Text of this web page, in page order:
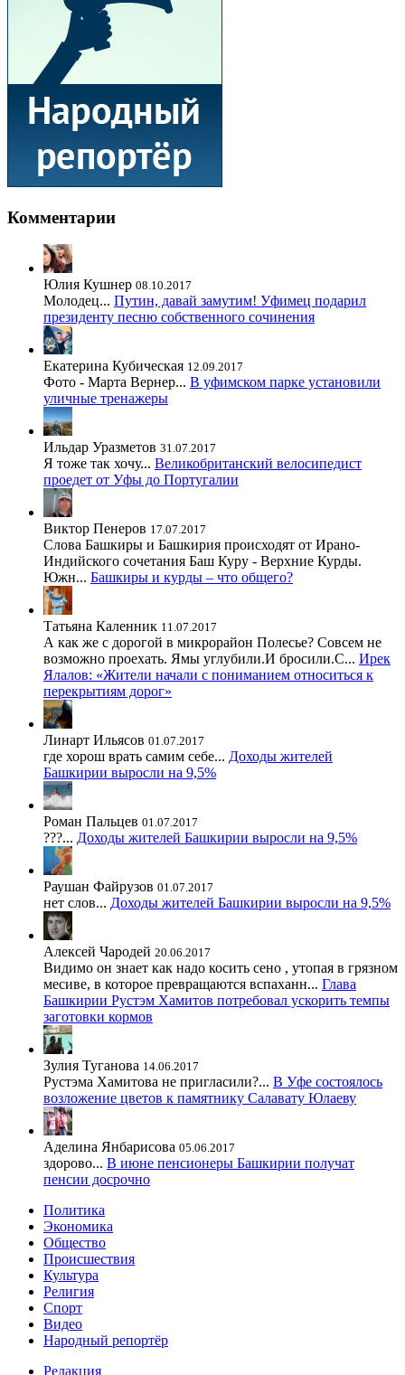
Комментарии
Юлия Кушнер 08.10.2017
Молодец... Путин, давай замутим! Уфимец подарил
президенту песню собственного сочинения
Екатерина Кубическая 12.09.2017
Фото - Марта Вернер... В уфимском парке установили
уличные тренажеры
Ильдар Уразметов 31.07.2017
Я тоже так хочу... Великобританский велосипедист
проедет от Уфы до Португалии
Виктор Пенеров 17.07.2017
Слова Башкиры и Башкирия происходят от Ирано-
Индийского сочетания Баш Куру - Верхние Курды.
Южн... Башкиры и курды – что общего?
Татьяна Каленник 11.07.2017
А как же с дорогой в микрорайон Полесье? Совсем не
возможно проехать. Ямы углубили.И бросили.С... Ирек
Ялалов: «Жители начали с пониманием относиться к
перекрытиям дорог»
Линарт Ильясов 01.07.2017
где хорош врать самим себе... Доходы жителей
Башкирии выросли на 9,5%
Роман Пальцев 01.07.2017
???... Доходы жителей Башкирии выросли на 9,5%
Раушан Файрузов 01.07.2017
нет слов... Доходы жителей Башкирии выросли на 9,5%
Алексей Чародей 20.06.2017
Видимо он знает как надо косить сено , утопая в грязном
месиве, в которое превращаются вспаханн... Глава
Башкирии Рустэм Хамитов потребовал ускорить темпы
заготовки кормов
Зулия Туганова 14.06.2017
Рустэма Хамитова не пригласили?... В Уфе состоялось
возложение цветов к памятнику Салавату Юлаеву
Аделина Янбарисова 05.06.2017
здорово... В июне пенсионеры Башкирии получат
пенсии досрочно
Политика
Экономика
Общество
Происшествия
Культура
Религия
Спорт
Видео
Народный репортёр
Редакция